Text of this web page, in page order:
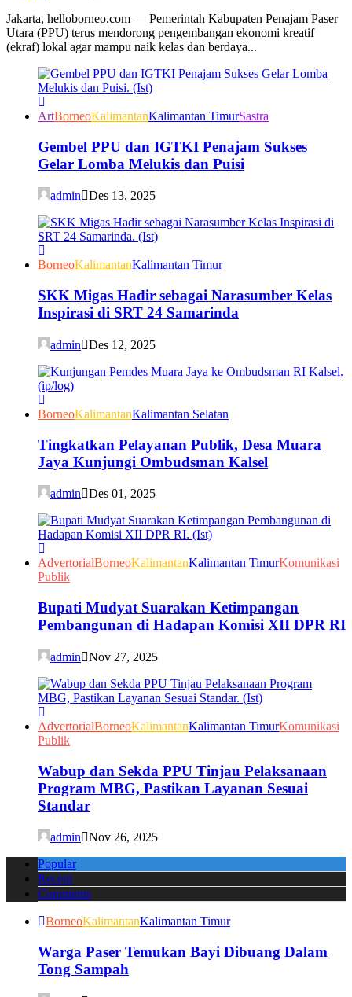
Jakarta, helloborneo.com — Pemerintah Kabupaten Penajam Paser
Utara (PPU) terus mendorong pengembangan ekonomi kreatif
(ekraf) lokal agar mampu naik kelas dan berdaya...
ArtBorneoKalimantanKalimantan TimurSastra
Gembel PPU dan IGTKI Penajam Sukses
Gelar Lomba Melukis dan Puisi
admin Des 13, 2025
BorneoKalimantanKalimantan Timur
SKK Migas Hadir sebagai Narasumber Kelas
Inspirasi di SRT 24 Samarinda
admin Des 12, 2025
BorneoKalimantanKalimantan Selatan
Tingkatkan Pelayanan Publik, Desa Muara
Jaya Kunjungi Ombudsman Kalsel
admin Des 01, 2025
AdvertorialBorneoKalimantanKalimantan TimurKomunikasi
Publik
Bupati Mudyat Suarakan Ketimpangan
Pembangunan di Hadapan Komisi XII DPR RI
admin Nov 27, 2025
AdvertorialBorneoKalimantanKalimantan TimurKomunikasi
Publik
Wabup dan Sekda PPU Tinjau Pelaksanaan
Program MBG, Pastikan Layanan Sesuai
Standar
admin
Nov 26, 2025
Popular
Recent
Comments
BorneoKalimantanKalimantan Timur
Warga Paser Temukan Bayi Dibuang Dalam
Tong Sampah